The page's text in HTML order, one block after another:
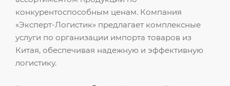
конкурентоспособным ценам. Компания
«Эксперт-Логистик» предлагает комплексные
услуги по организации импорта товаров из
Китая, обеспечивая надежную и эффективную
логистику.